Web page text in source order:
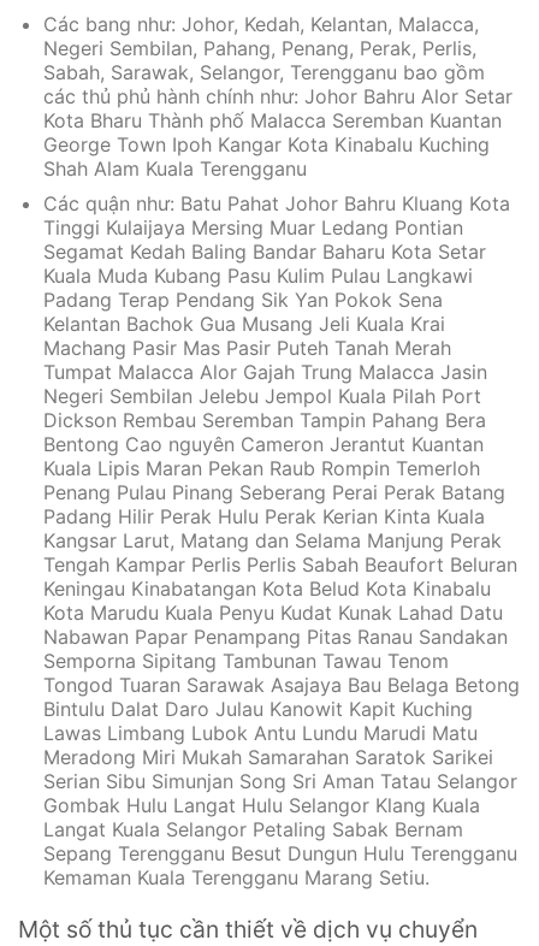
Các bang như: Johor, Kedah, Kelantan, Malacca,
Negeri Sembilan, Pahang, Penang, Perak, Perlis,
Sabah, Sarawak, Selangor, Terengganu bao gồm
các thủ phủ hành chính như: Johor Bahru Alor Setar
Kota Bharu Thành phố Malacca Seremban Kuantan
George Town Ipoh Kangar Kota Kinabalu Kuching
Shah Alam Kuala Terengganu
Các quận như: Batu Pahat Johor Bahru Kluang Kota
Tinggi Kulaijaya Mersing Muar Ledang Pontian
Segamat Kedah Baling Bandar Baharu Kota Setar
Kuala Muda Kubang Pasu Kulim Pulau Langkawi
Padang Terap Pendang Sik Yan Pokok Sena
Kelantan Bachok Gua Musang Jeli Kuala Krai
Machang Pasir Mas Pasir Puteh Tanah Merah
Tumpat Malacca Alor Gajah Trung Malacca Jasin
Negeri Sembilan Jelebu Jempol Kuala Pilah Port
Dickson Rembau Seremban Tampin Pahang Bera
Bentong Cao nguyên Cameron Jerantut Kuantan
Kuala Lipis Maran Pekan Raub Rompin Temerloh
Penang Pulau Pinang Seberang Perai Perak Batang
Padang Hilir Perak Hulu Perak Kerian Kinta Kuala
Kangsar Larut, Matang dan Selama Manjung Perak
Tengah Kampar Perlis Perlis Sabah Beaufort Beluran
Keningau Kinabatangan Kota Belud Kota Kinabalu
Kota Marudu Kuala Penyu Kudat Kunak Lahad Datu
Nabawan Papar Penampang Pitas Ranau Sandakan
Semporna Sipitang Tambunan Tawau Tenom
Tongod Tuaran Sarawak Asajaya Bau Belaga Betong
Bintulu Dalat Daro Julau Kanowit Kapit Kuching
Lawas Limbang Lubok Antu Lundu Marudi Matu
Meradong Miri Mukah Samarahan Saratok Sarikei
Serian Sibu Simunjan Song Sri Aman Tatau Selangor
Gombak Hulu Langat Hulu Selangor Klang Kuala
Langat Kuala Selangor Petaling Sabak Bernam
Sepang Terengganu Besut Dungun Hulu Terengganu
Kemaman Kuala Terengganu Marang Setiu.
Một số thủ tục cần thiết về dịch vụ chuyển